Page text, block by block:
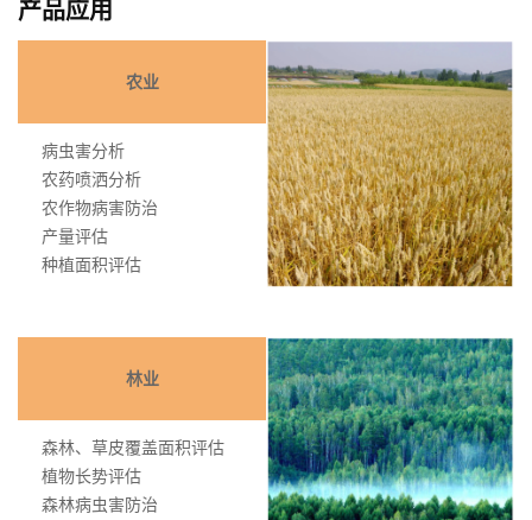
产品应用
农业
病虫害分析
农药喷洒分析
农作物病害防治
产量评估
种植面积评估
林业
森林、草皮覆盖面积评估
植物长势评估
森林病虫害防治